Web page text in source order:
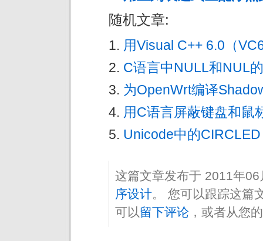
随机文章:
用Visual C++ 6.0（
C语言中NULL和NUL
为OpenWrt编译
用C语言屏蔽键盘和鼠
Unicode中的
这篇文章发布于 2011年
序设计。 您可以跟踪这篇
可以留下评论 ，或者从您